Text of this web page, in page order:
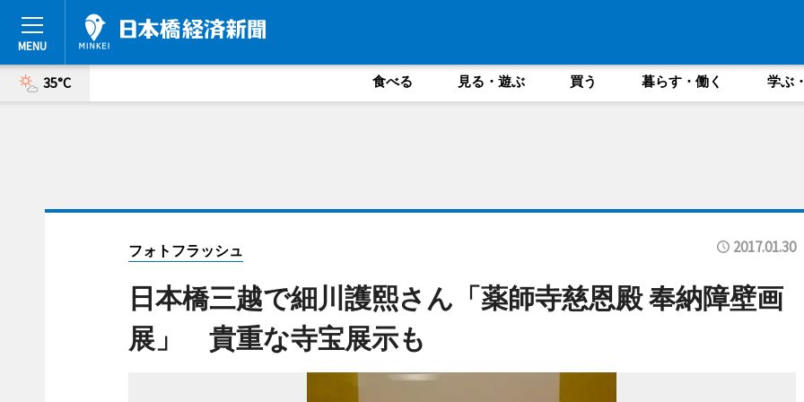
35°C 食べる 見る・遊ぶ 買う 暮らす・働く 学ぶ
フォトフラッシュ 2017.01.30
日本橋三越で細川護熙さん「薬師寺慈恩殿 奉納障壁画
展」 貴重な寺宝展示も